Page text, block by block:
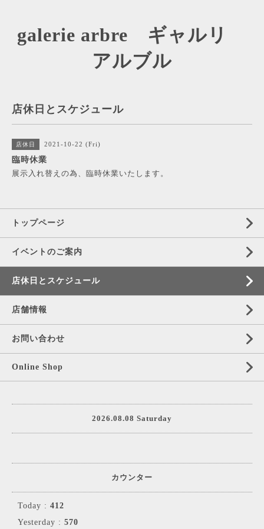
galerie arbre ギャルリ
アルブル
店休日とスケジュール
店休日 2021-10-22 (Fri)
臨時休業
展示入れ替えの為、臨時休業いたします。
トップページ
イベントのご案内
店休日とスケジュール
店舗情報
お問い合わせ
Online Shop
2026.08.08 Saturday
カウンター
Today : 412
Yesterday : 570